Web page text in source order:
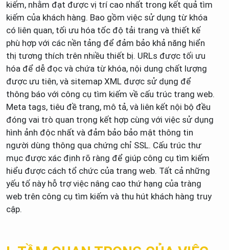
kiếm, nhằm đạt được vị trí cao nhất trong kết quả tìm
kiếm của khách hàng. Bao gồm việc sử dụng từ khóa
có liên quan, tối ưu hóa tốc độ tải trang và thiết kế
phù hợp với các nền tảng để đảm bảo khả năng hiển
thị tương thích trên nhiều thiết bị. URLs được tối ưu
hóa để dễ đọc và chứa từ khóa, nội dung chất lượng
được ưu tiên, và sitemap XML được sử dụng để
thông báo với công cụ tìm kiếm về cấu trúc trang web.
Meta tags, tiêu đề trang, mô tả, và liên kết nội bộ đều
đóng vai trò quan trọng kết hợp cùng với việc sử dụng
hình ảnh độc nhất và đảm bảo bảo mật thông tin
người dùng thông qua chứng chỉ SSL. Cấu trúc thư
mục được xác định rõ ràng để giúp công cụ tìm kiếm
hiểu được cách tổ chức của trang web. Tất cả những
yếu tố này hỗ trợ việc nâng cao thứ hạng của tràng
web trên công cụ tìm kiếm và thu hút khách hàng truy
cập.